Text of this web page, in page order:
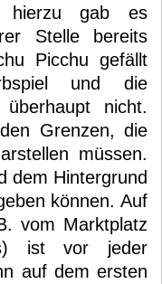
hierzu gab es
Stelle bereits
Picchu gefällt
und die
nicht.
Grenzen, die
müssen.
dem Hintergrund
können. Auf
vom Marktplatz
ist vor jeder
auf dem ersten